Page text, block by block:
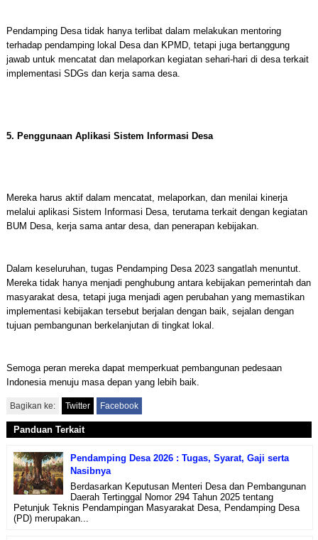
Pendamping Desa tidak hanya terlibat dalam melakukan mentoring
terhadap pendamping lokal Desa dan KPMD, tetapi juga bertanggung
jawab untuk mencatat dan melaporkan kegiatan sehari-hari di desa terkait
implementasi SDGs dan kerja sama desa.
5. Penggunaan Aplikasi Sistem Informasi Desa
Mereka harus aktif dalam mencatat, melaporkan, dan menilai kinerja
melalui aplikasi Sistem Informasi Desa, terutama terkait dengan kegiatan
BUM Desa, kerja sama antar desa, dan penerapan kebijakan.
Dalam keseluruhan, tugas Pendamping Desa 2023 sangatlah menuntut.
Mereka tidak hanya menjadi penghubung antara kebijakan pemerintah dan
masyarakat desa, tetapi juga menjadi agen perubahan yang memastikan
implementasi kebijakan tersebut berjalan dengan baik, sejalan dengan
tujuan pembangunan berkelanjutan di tingkat lokal.
Semoga peran mereka dapat memperkuat pembangunan pedesaan
Indonesia menuju masa depan yang lebih baik.
Bagikan ke: Twitter Facebook
Panduan Terkait
Pendamping Desa 2026 : Tugas, Syarat, Gaji serta
Nasibnya
Berdasarkan Keputusan Menteri Desa dan Pembangunan
Daerah Tertinggal Nomor 294 Tahun 2025 tentang
Petunjuk Teknis Pendampingan Masyarakat Desa, Pendamping Desa
(PD) merupakan...